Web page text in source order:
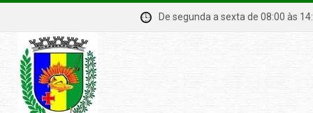
De segunda a sexta de 08:00